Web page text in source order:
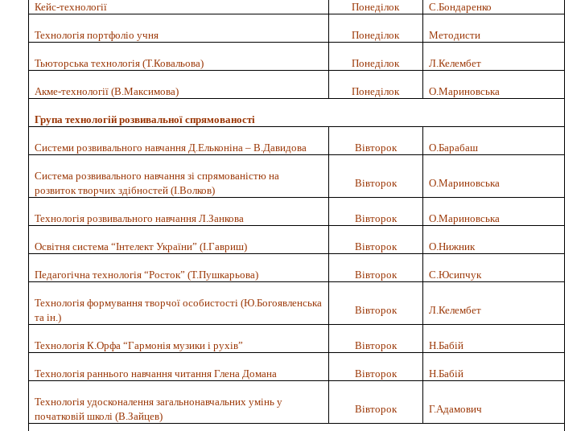
Кейс-технології Понеділок С.Бондаренко
Технологія портфоліо учня Понеділок Методисти
Тьюторська технологія (Т.Ковальова) Понеділок Л.Келембет
Акме-технології (В.Максимова) Понеділок О.Мариновська
Група технологій розвивальної спрямованості
Системи розвивального навчання Д.Ельконіна – В.Давидова Вівторок О.Барабаш
Система розвивального навчання зі спрямованістю на
розвиток творчих здібностей (І.Волков)
Вівторок О.Мариновська
Технологія розвивального навчання Л.Занкова Вівторок О.Мариновська
Освітня система “Інтелект України” (І.Гавриш) Вівторок О.Нижник
Педагогічна технологія “Росток” (Т.Пушкарьова) Вівторок С.Юсипчук
Технологія формування творчої особистості (Ю.Богоявленська
та ін.)
Вівторок Л.Келембет
Технологія К.Орфа “Гармонія музики і рухів” Вівторок Н.Бабій
Технологія раннього навчання читання Глена Домана Вівторок Н.Бабій
Технологія удосконалення загальнонавчальних умінь у
початковій школі (В.Зайцев)
Вівторок Г.Адамович